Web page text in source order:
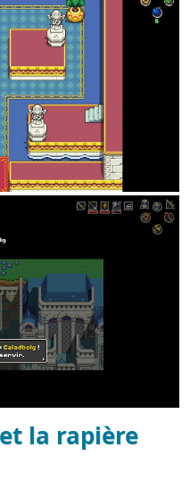
la rapière